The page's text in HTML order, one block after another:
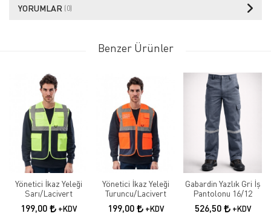
YORUMLAR (0)
Benzer Ürünler
Yönetici İkaz Yeleği
Sarı/Lacivert
199,00 +KDV
Yönetici İkaz Yeleği
Turuncu/Lacivert
199,00 +KDV
Gabardin Yazlık Gri İş
Pantolonu 16/12
526,50 +KDV